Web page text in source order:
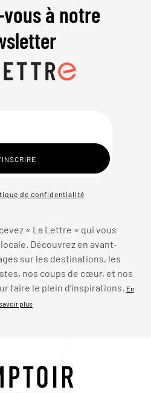
à notre
de confidentialité
« La Lettre » qui vous
Découvrez en avant-
sur les destinations, les
nos coups de cœur, et nos
faire le plein d’inspirations.
En
plus